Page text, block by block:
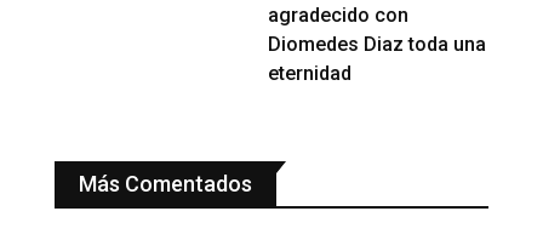
agradecido con
Diomedes Diaz toda una
eternidad
Más Comentados